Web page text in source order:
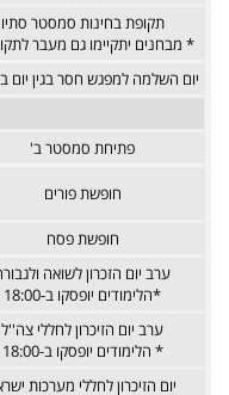
תקופת בחינות סמסטר סתיו
* מבחנים יתקיימו גם מעבר
יום השלמה למפגש חסר בגין יום
פתיחת סמסטר ב'
חופשת פורים
חופשת פסח
ערב יום הזכרון לשואה
*הלימודים יופסקו ב-18:00
ערב יום הזיכרון לחללי צה''ל
* הלימודים יופסקו ב-18:00
יום הזיכרון לחללי מערכות